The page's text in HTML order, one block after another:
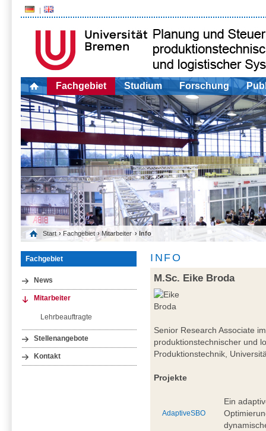
Fachgebiet Studium Forschung
Start › Fachgebiet › Mitarbeiter › Info
Fachgebiet
News
Mitarbeiter
Lehrbeauftragte
Stellenangebote
Kontakt
INFO
M.Sc. Eike Broda
Senior Research Associate
produktionstechnischer und
Produktionstechnik,
Projekte
AdaptiveSBO
Ein